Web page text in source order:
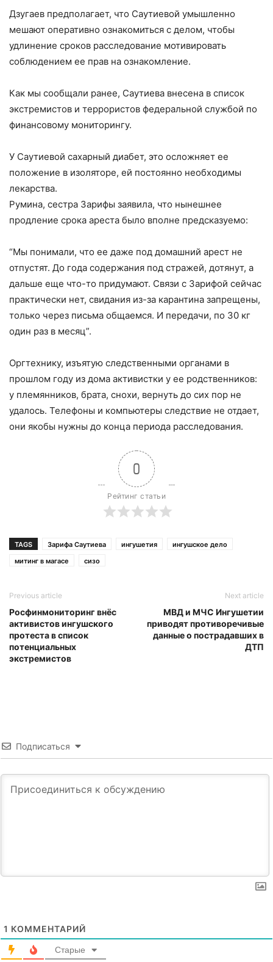
Дзугаев предполагает, что Саутиевой умышленно
мешают оперативно ознакомиться с делом, чтобы
удлинение сроков расследование мотивировать
соблюдением ее прав на ознакомление.
Как мы сообщали ранее, Саутиева внесена в список
экстремистов и террористов федеральной службой по
финансовому мониторингу.
У Саутиевой сахарный диабет, это осложняет ее
положение в изоляторе, ей постоянно необходимы
лекарства.
Румина, сестра Зарифы заявила, что нынешнее
продление срока ареста было вполне предсказуемо:
“Мы понимали, что ее даже под домашний арест не
отпустят. До года содержания под стражей, дотянут, а
дальше еще что-то придумают. Связи с Зарифой сейчас
практически нет, свидания из-за карантина запрещены,
только через письма общаемся. И передачи, по 30 кг
один раз в месяц”.
Оргтехнику, изъятую следственными органами в
прошлом году из дома активистки у ее родственников:
у племянников, брата, снохи, вернуть до сих пор не
удалось. Телефоны и компьютеры следствие не отдает,
они якобы нужны до конца периода расследования.
0
Рейтинг статьи
TAGS Зарифа Саутиева ингушетия
ингушское дело
митинг в магасе
сизо
Previous article
Росфинмониторинг внёс
активистов ингушского
протеста в список
потенциальных
экстремистов
Next article
МВД и МЧС Ингушетии
приводят противоречивые
данные о пострадавших в
ДТП
Подписаться
1 КОММЕНТАРИЙ
Старые